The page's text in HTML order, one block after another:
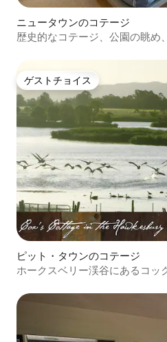
ニュータウンのコテージ
歴史的なコテージ、公園の眺め
ゲストチョイス
ゲストチョイス
ピット・タウンのコテージ
ホークスベリー渓谷にあるコッ